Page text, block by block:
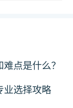
点是什么？
业选择攻略